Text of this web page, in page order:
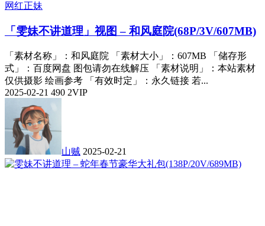
网红正妹
「雯妹不讲道理」视图 – 和风庭院(68P/3V/607MB)
「素材名称」：和风庭院 「素材大小」：607MB 「储存形
式」：百度网盘 图包请勿在线解压 「素材说明」：本站素材
仅供摄影 绘画参考 「有效时定」：永久链接 若...
2025-02-21 490 2VIP
山贼 2025-02-21